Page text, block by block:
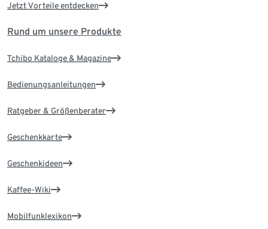
Jetzt Vorteile entdecken
Rund um unsere Produkte
Tchibo Kataloge & Magazine
Bedienungsanleitungen
Ratgeber & Größenberater
Geschenkkarte
Geschenkideen
Kaffee-Wiki
Mobilfunklexikon